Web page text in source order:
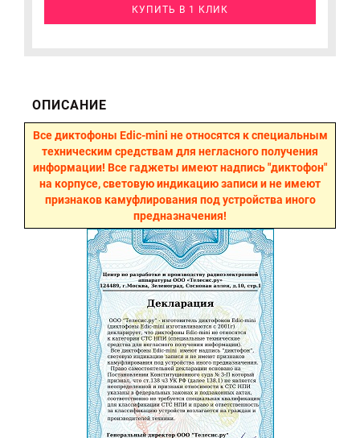
КУПИТЬ В 1 КЛИК
ОПИСАНИЕ
Все диктофоны Edic-mini не относятся к специальным
техническим средствам для негласного получения
информации! Все гаджеты имеют надпись "диктофон"
на корпусе, световую индикацию записи и не имеют
признаков камуфлирования под устройства иного
предназначения!